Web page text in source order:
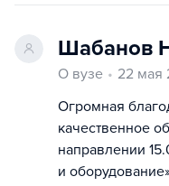
Шабанов
О вузе
22 мая
Огромная
качественное
направлении
и